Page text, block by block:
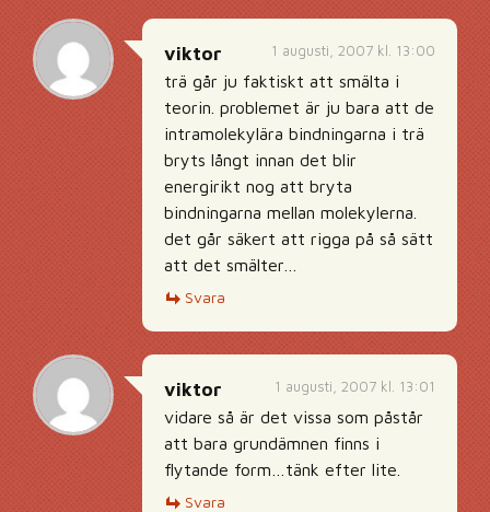
1 augusti, 2007 kl. 13:00
viktor
trä går ju faktiskt att smälta i
teorin. problemet är ju bara att de
intramolekylära bindningarna i trä
bryts långt innan det blir
energirikt nog att bryta
bindningarna mellan molekylerna.
det går säkert att rigga på så sätt
att det smälter…
Svara
1 augusti, 2007 kl. 13:01
viktor
vidare så är det vissa som påstår
att bara grundämnen finns i
flytande form…tänk efter lite.
Svara